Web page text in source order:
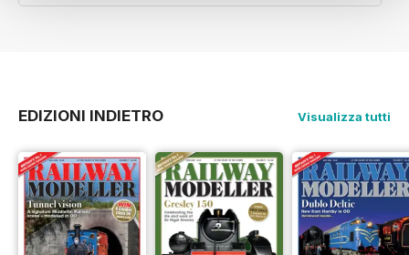
EDIZIONI INDIETRO Visualizza tutti